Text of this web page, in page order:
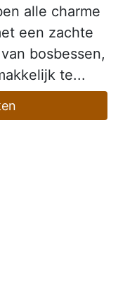
alle charme
een zachte
bosbessen,
te...